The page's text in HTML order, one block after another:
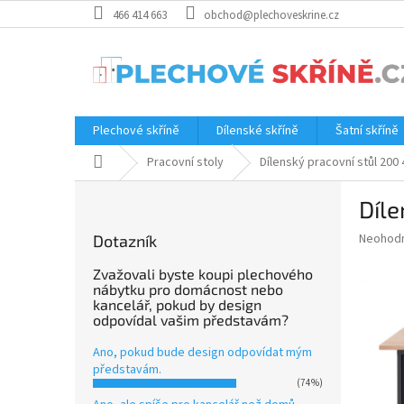
na
466 414 663 obchod@plechoveskrine.cz
Plechové skříně Dílenské skříně Šatní skříně
Domů Pracovní stoly Dílenský pracovní stůl 200
Dotazník
Zvažovali byste koupi plechového
nábytku pro domácnost nebo
kancelář, pokud by design
odpovídal vašim představám?
Ano, pokud bude design odpovídat mým
představám.
(74%)